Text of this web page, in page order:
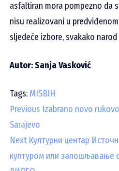
asfaltiran mora pompezno da
nisu realizovani u
sljedeće izbore, svakako
Autor: Sanja Vasković
Tags: MISBIH
C
o
n
t
Previous Izabrano novo
Sarajevo
NextКултурни центар
културом или запошљавање